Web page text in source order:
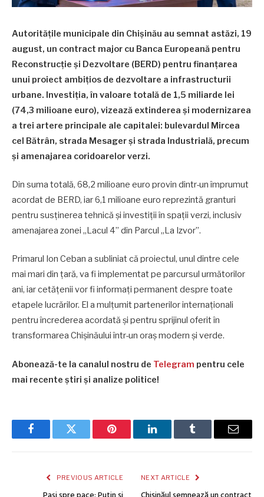
Autoritățile municipale din Chișinău au semnat astăzi, 19
august, un contract major cu Banca Europeană pentru
Reconstrucție și Dezvoltare (BERD) pentru finanțarea
unui proiect ambițios de dezvoltare a infrastructurii
urbane. Investiția, în valoare totală de 1,5 miliarde lei
(74,3 milioane euro), vizează extinderea și modernizarea
a trei artere principale ale capitalei: bulevardul Mircea
cel Bătrân, strada Mesager și strada Industrială, precum
și amenajarea coridoarelor verzi.
Din suma totală, 68,2 milioane euro provin dintr-un împrumut
acordat de BERD, iar 6,1 milioane euro reprezintă granturi
pentru susținerea tehnică și investiții în spații verzi, inclusiv
amenajarea zonei „Lacul 4” din Parcul „La Izvor”.
Primarul Ion Ceban a subliniat că proiectul, unul dintre cele
mai mari din țară, va fi implementat pe parcursul următorilor
ani, iar cetățenii vor fi informați permanent despre toate
etapele lucrărilor. El a mulțumit partenerilor internaționali
pentru încrederea acordată și pentru sprijinul oferit în
transformarea Chișinăului într-un oraș modern și verde.
Abonează-te la canalul nostru de Telegram pentru cele
mai recente știri și analize politice!
FacebookTwitter Pinterest LinkedInTumblr Email
PREVIOUS ARTICLE NEXT ARTICLE